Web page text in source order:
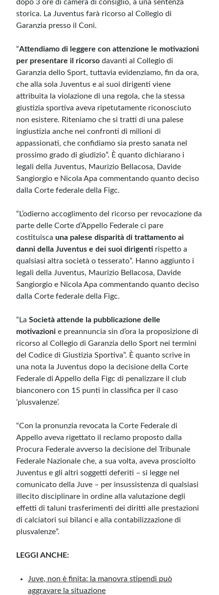
dopo 3 ore di camera di consiglio, a una sentenza
storica. La Juventus farà ricorso al Collegio di
Garanzia presso il Coni.
“Attendiamo di leggere con attenzione le motivazioni
per presentare il ricorso davanti al Collegio di
Garanzia dello Sport, tuttavia evidenziamo, fin da ora,
che alla sola Juventus e ai suoi dirigenti viene
attribuita la violazione di una regola, che la stessa
giustizia sportiva aveva ripetutamente riconosciuto
non esistere. Riteniamo che si tratti di una palese
ingiustizia anche nei confronti di milioni di
appassionati, che confidiamo sia presto sanata nel
prossimo grado di giudizio”. È quanto dichiarano i
legali della Juventus, Maurizio Bellacosa, Davide
Sangiorgio e Nicola Apa commentando quanto deciso
dalla Corte federale della Figc.
“L’odierno accoglimento del ricorso per revocazione da
parte delle Corte d’Appello Federale ci pare
costituisca una palese disparità di trattamento ai
danni della Juventus e dei suoi dirigenti rispetto a
qualsiasi altra società o tesserato”. Hanno aggiunto i
legali della Juventus, Maurizio Bellacosa, Davide
Sangiorgio e Nicola Apa commentando quanto deciso
dalla Corte federale della Figc.
“La Società attende la pubblicazione delle
motivazioni e preannuncia sin d’ora la proposizione di
ricorso al Collegio di Garanzia dello Sport nei termini
del Codice di Giustizia Sportiva”. È quanto scrive in
una nota la Juventus dopo la decisione della Corte
Federale di Appello della Figc di penalizzare il club
bianconero con 15 punti in classifica per il caso
‘plusvalenze’.
“Con la pronunzia revocata la Corte Federale di
Appello aveva rigettato il reclamo proposto dalla
Procura Federale avverso la decisione del Tribunale
Federale Nazionale che, a sua volta, aveva prosciolto
Juventus e gli altri soggetti deferiti – si legge nel
comunicato della Juve – per insussistenza di qualsiasi
illecito disciplinare in ordine alla valutazione degli
effetti di taluni trasferimenti dei diritti alle prestazioni
di calciatori sui bilanci e alla contabilizzazione di
plusvalenze”.
LEGGI ANCHE:
Juve, non è finita: la manovra stipendi può
aggravare la situazione